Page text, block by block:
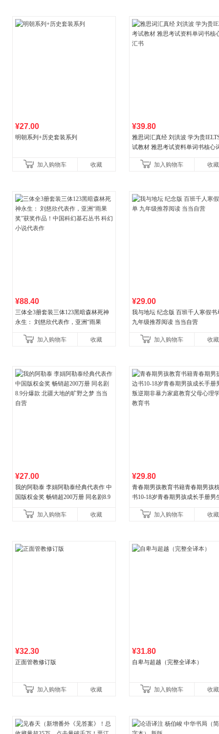
¥27.00
明朝系列+历史套装系列
加入购物车 收藏
¥39.80
雅思词汇真经 刘洪波 学为贵
试教材 雅思考试资料单词书核心
加入购物车
收藏
¥88.40
三体全3册套装三体123黑暗森林死神
永生： 刘慈欣代表作，亚洲“雨果
小说代表作加入购物车 收藏
¥29.00
我与地坛 纪念版 百班千人寒假书
九年级推荐阅读 当当自营
加入购物车 收藏
¥27.00
我的阿勒泰 李娟阿勒泰经典代表作 中
国版权金奖 畅销超200万册 同名剧8.9
加入购物车
收藏
¥29.80
青春期男孩教育书籍青春期男孩
书10-18岁青春期男孩成长手册男
育书
加入购物车 收藏
¥32.30
正面管教修订版
加入购物车 收藏
¥31.80
自卑与超越（完整全译本）
加入购物车 收藏